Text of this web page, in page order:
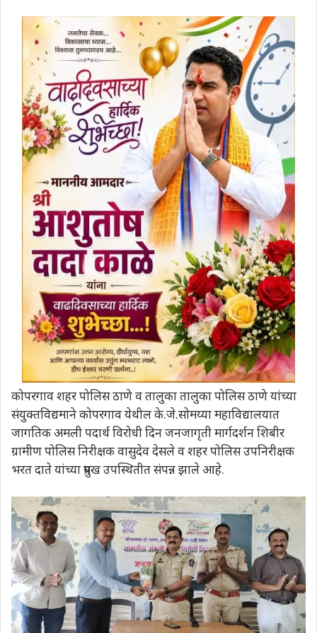
कोपरगाव शहर पोलिस ठाणे व तालुका तालुका पोलिस ठाणे यांच्या
संयुक्तविद्यमाने कोपरगाव येथील के.जे.सोमय्या महाविद्यालयात
जागतिक अमली पदार्थ विरोधी दिन जनजागृती मार्गदर्शन शिबीर
ग्रामीण पोलिस निरीक्षक वासुदेव देसले व शहर पोलिस उपनिरीक्षक
भरत दाते यांच्या प्रमुख उपस्थितीत संपन्न झाले आहे.